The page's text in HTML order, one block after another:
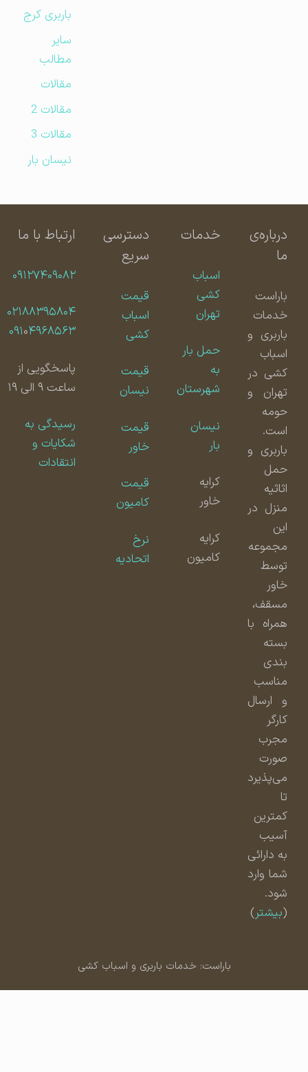
باربری کرج
مطالب
مقالات
مقالات 2
مقالات 3
نیسان بار
درباره‌ی
باراست
خدمات
باربری و
اسباب
کشی در
تهران و
حومه
است.
باربری و
حمل
اثاثیه
منزل در
مجموعه
توسط
مسقف،
همراه با
بسته
بندی
مناسب
و ارسال
مجرب
صورت
می‌پذیرد
کمترین
آسیب
به دارائی
شما وارد
شود.
بیشتر)
خدمات
اسباب
کشی
تهران
حمل بار
شهرستان
نیسان
کامیون
دسترسی
سریع
قیمت
اسباب
کشی
قیمت
نیسان
قیمت
قیمت
کامیون
اتحادیه
ارتباط با ما
۰۹۱۲۷۴۰۹۰۸۲
۰۲۱۸۸۳۹۵۸۰۴
۰۹۱۰۴۹۶۸۵۶۳
پاسخگویی از
ساعت ۹ الی ۱۹
رسیدگی به
شکایات و
انتقادات
باراست: خدمات باربری و اسباب کشی